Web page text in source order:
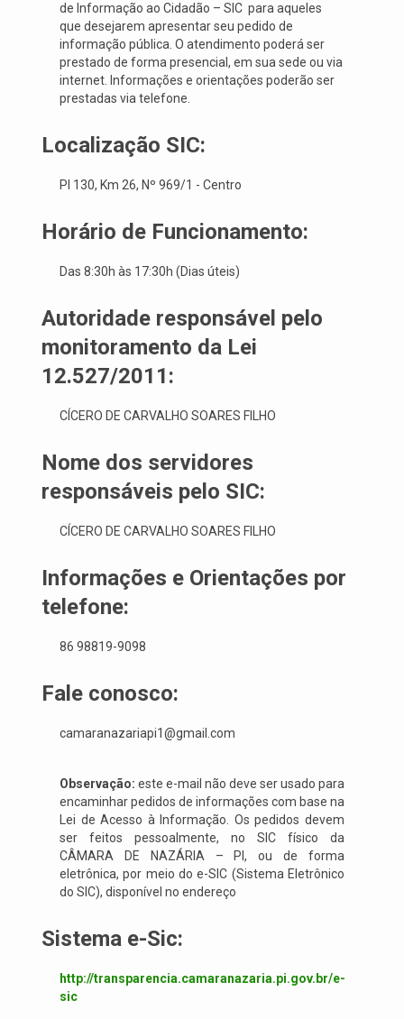
de Informação ao Cidadão – SIC para aqueles
que desejarem apresentar seu pedido de
informação pública. O atendimento poderá ser
prestado de forma presencial, em sua sede ou via
internet. Informações e orientações poderão ser
prestadas via telefone.
Localização SIC:
PI 130, Km 26, Nº 969/1 - Centro
Horário de Funcionamento:
Das 8:30h às 17:30h (Dias úteis)
Autoridade responsável pelo
monitoramento da Lei
12.527/2011:
CÍCERO DE CARVALHO SOARES FILHO
Nome dos servidores
responsáveis pelo SIC:
CÍCERO DE CARVALHO SOARES FILHO
Informações e Orientações por
telefone:
86 98819-9098
Fale conosco:
camaranazariapi1@gmail.com
Observação: este e-mail não deve ser usado para
encaminhar pedidos de informações com base na
Lei de Acesso à Informação. Os pedidos devem
ser feitos pessoalmente, no SIC físico da
CÂMARA DE NAZÁRIA – PI, ou de forma
eletrônica, por meio do e-SIC (Sistema Eletrônico
do SIC), disponível no endereço
Sistema e-Sic:
http://transparencia.camaranazaria.pi.gov.br/e-
sic